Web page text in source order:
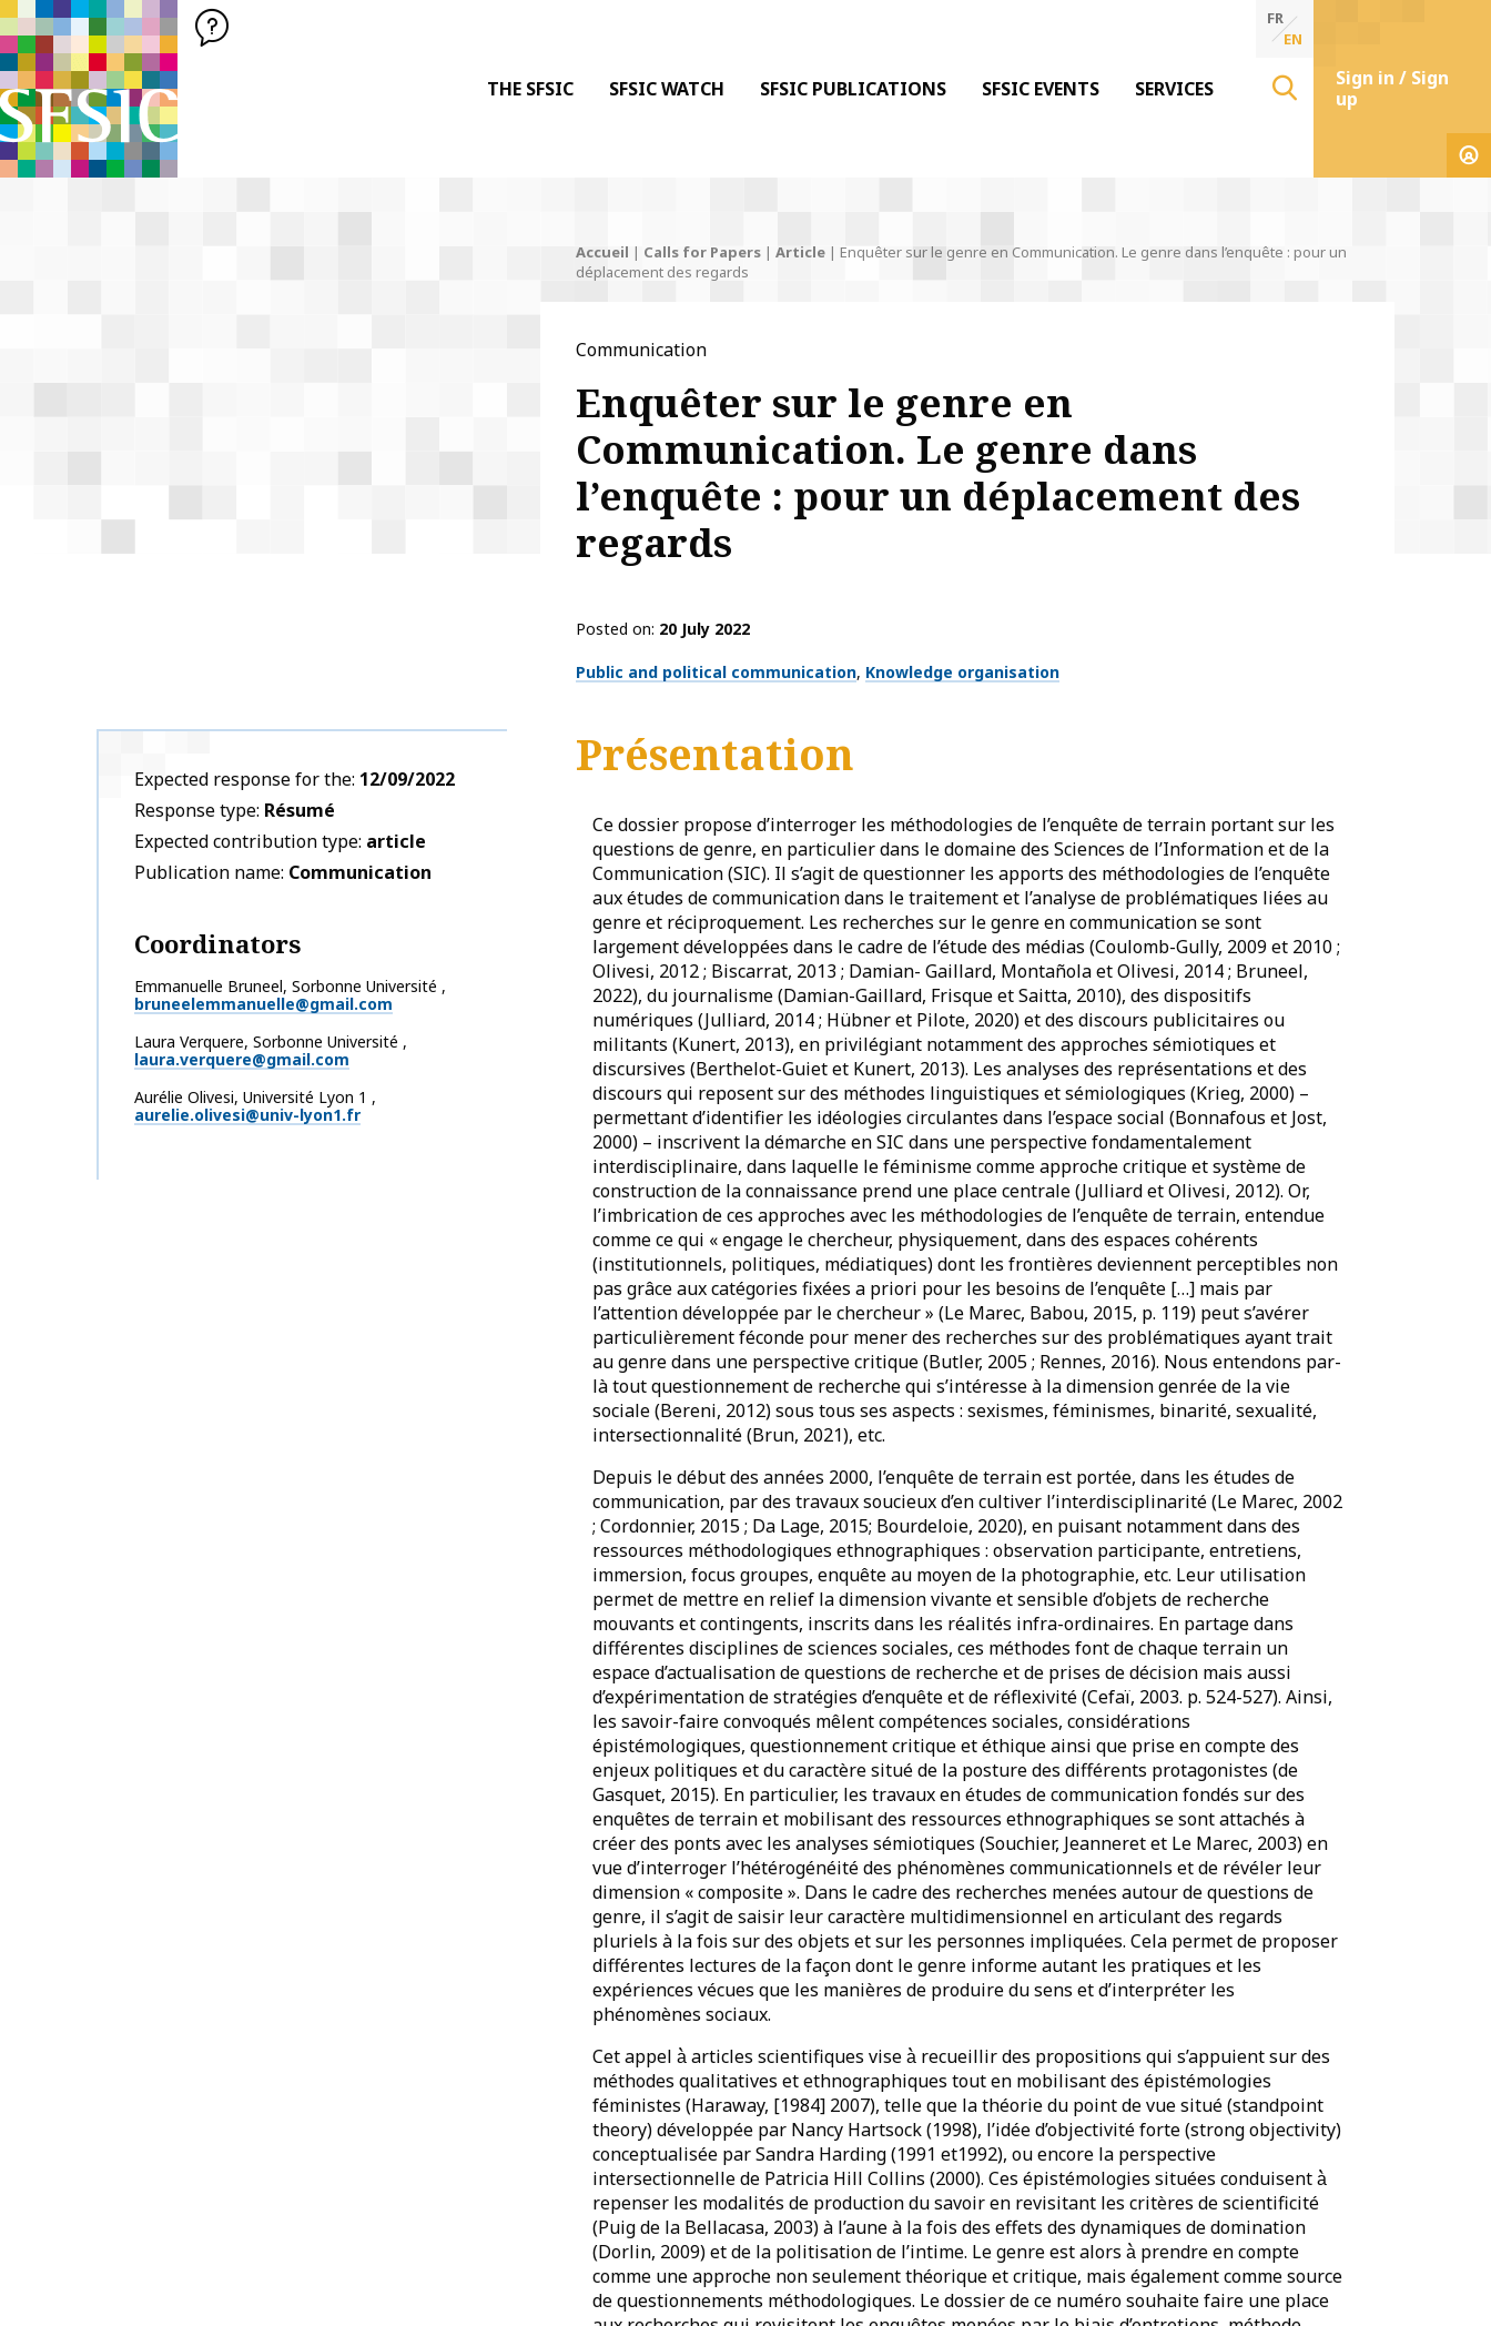
SFSIC SOCIÉTÉ FRANÇAISE DES SCIENCES DE L'INFORMATION & DE LA COMMUNICATION
Société Française des Sciences de l'Information & de la Communication
THE SFSIC SFSIC WATCH SFSIC PUBLICATIONS SFSIC EVENTS SERVICES
FR
EN
Sign in / Sign
up
Accueil | Calls for Papers| Article| Enquêter sur le genre en Communication. Le genre dans l’enquête : pour un
déplacement des regards
Communication
Enquêter sur le genre en
Communication. Le genre dans
l’enquête : pour un déplacement des
regards
Posted on 20 July 2022
Thématiques
Public and political communication Knowledge organisation
Expected response for the 12/09/2022
Response type Résumé
Expected contribution type article
Publication name Communication
Coordinators
Emmanuelle Bruneel, Sorbonne Université ,
bruneelemmanuelle@gmail.com
Laura Verquere, Sorbonne Université ,
laura.verquere@gmail.com
Aurélie Olivesi, Université Lyon 1 ,
aurelie.olivesi@univ-lyon1.fr
Présentation
Ce dossier propose d’interroger les méthodologies de l’enquête de terrain portant sur les
questions de genre, en particulier dans le domaine des Sciences de l’Information et de la
Communication (SIC). Il s’agit de questionner les apports des méthodologies de l’enquête
aux études de communication dans le traitement et l’analyse de problématiques liées au
genre et réciproquement. Les recherches sur le genre en communication se sont
largement développées dans le cadre de l’étude des médias (Coulomb-Gully, 2009 et 2010 ;
Olivesi, 2012 ; Biscarrat, 2013 ; Damian- Gaillard, Montañola et Olivesi, 2014 ; Bruneel,
2022), du journalisme (Damian-Gaillard, Frisque et Saitta, 2010), des dispositifs
numériques (Julliard, 2014 ; Hübner et Pilote, 2020) et des discours publicitaires ou
militants (Kunert, 2013), en privilégiant notamment des approches sémiotiques et
discursives (Berthelot-Guiet et Kunert, 2013). Les analyses des représentations et des
discours qui reposent sur des méthodes linguistiques et sémiologiques (Krieg, 2000) –
permettant d’identifier les idéologies circulantes dans l’espace social (Bonnafous et Jost,
2000) – inscrivent la démarche en SIC dans une perspective fondamentalement
interdisciplinaire, dans laquelle le féminisme comme approche critique et système de
construction de la connaissance prend une place centrale (Julliard et Olivesi, 2012). Or,
l’imbrication de ces approches avec les méthodologies de l’enquête de terrain, entendue
comme ce qui « engage le chercheur, physiquement, dans des espaces cohérents
(institutionnels, politiques, médiatiques) dont les frontières deviennent perceptibles non
pas grâce aux catégories fixées a priori pour les besoins de l’enquête […] mais par
l’attention développée par le chercheur » (Le Marec, Babou, 2015, p. 119) peut s’avérer
particulièrementféconde pour mener des recherches sur des problématiques ayant trait
au genre dans une perspective critique (Butler, 2005 ; Rennes, 2016). Nous entendons par-
là tout questionnement de recherche qui s’intéresse à la dimension genrée de la vie
sociale (Bereni, 2012) sous tous ses aspects : sexismes, féminismes, binarité, sexualité,
intersectionnalité (Brun, 2021), etc.
Depuis le début des années 2000, l’enquête de terrain est portée, dans les études de
communication, par des travaux soucieux d’en cultiver l’interdisciplinarité (Le Marec, 2002
; Cordonnier, 2015 ; Da Lage, 2015; Bourdeloie, 2020), en puisant notamment dans des
ressources méthodologiques ethnographiques : observation participante, entretiens,
immersion, focus groupes, enquête au moyen de la photographie, etc. Leur utilisation
permet de mettre en relief la dimension vivante et sensible d’objets de recherche
mouvants et contingents, inscrits dans les réalités infra-ordinaires. En partage dans
différentes disciplines de sciences sociales, ces méthodes font de chaque terrain un
espace d’actualisation de questions de recherche et de prises de décision mais aussi
d’expérimentation de stratégies d’enquête et de réflexivité (Cefaï, 2003. p. 524-527). Ainsi,
les savoir-faire convoqués mêlent compétences sociales, considérations
épistémologiques, questionnement critique et éthique ainsi que prise en compte des
enjeux politiques et du caractère situé de la posture des différents protagonistes (de
Gasquet, 2015). En particulier, les travaux en études de communication fondés sur des
enquêtes de terrain et mobilisant des ressources ethnographiques se sont attachés à
créer des ponts avec les analyses sémiotiques (Souchier, Jeanneret et Le Marec, 2003) en
vue d’interroger l’hétérogénéité des phénomènes communicationnels et de révéler leur
dimension « composite ». Dans le cadre des recherches menées autour de questions de
genre, il s’agit de saisir leur caractère multidimensionnel en articulant des regards
pluriels à la fois sur des objets et sur les personnes impliquées. Cela permet de proposer
différentes lectures de la façon dont le genre informe autant les pratiques et les
expériences vécues que les manières de produire du sens et d’interpréter les
phénomènes sociaux.
Cet appel à̀ articles scientifiques vise à̀ recueillir des propositions qui s’appuient sur des
méthodes qualitatives et ethnographiques tout en mobilisant des épistémologies
féministes (Haraway, [1984] 2007), telle que la théorie du point de vue situé (standpoint
theory) développée par Nancy Hartsock (1998), l’idée d’objectivité forte (strong objectivity)
conceptualisée par Sandra Harding (1991 et1992), ou encore la perspective
intersectionnelle de Patricia Hill Collins (2000). Ces épistémologies situées conduisent à̀
repenser les modalités de production du savoir en revisitant les critères de scientificité
(Puig de la Bellacasa, 2003) à l’aune à la fois des effets des dynamiques dedomination
(Dorlin, 2009) et de la politisation de l’intime. Le genre est alors à̀ prendre en compte
comme une approche non seulement théorique et critique, mais également comme source
de questionnements méthodologiques. Le dossier de ce numéro souhaite faire une place